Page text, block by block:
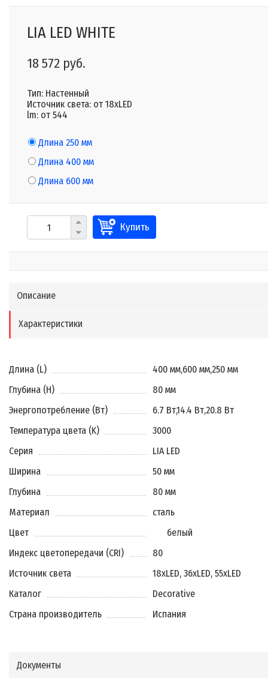
LIA LED WHITE
18 572 руб.
Тип: Настенный
Источник света: от 18xLED
lm: от 544
Длина 250 мм
Длина 400 мм
Длина 600 мм
Купить
Описание
Характеристики
Длина (L) 400 мм,600 мм,250 мм
Глубина (H)
80 мм
Энергопотребление (Вт)
6.7 Вт,14.4 Вт,20.8 Вт
Температура цвета (K)
3000
Серия
LIA LED
Ширина
50 мм
Глубина
80 мм
Материал
сталь
Цвет
белый
Индекс цветопередачи (CRI)
80
Источник света
18xLED, 36xLED, 55xLED
Каталог
Decorative
Страна производитель
Испания
Документы